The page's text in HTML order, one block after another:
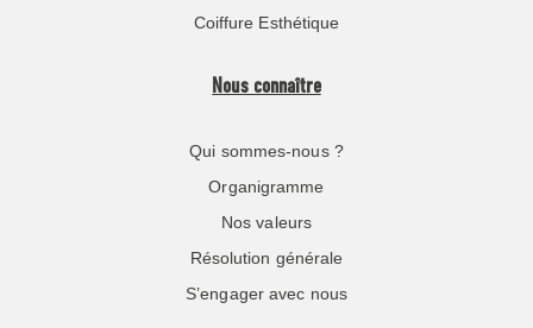
Coiffure Esthétique
Nous connaître
Qui sommes-nous ?
Organigramme
Nos valeurs
Résolution générale
S’engager avec nous